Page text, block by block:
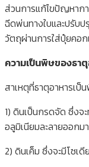
ส่วนการแก้ไขปัญหากา
ฉีดพ่นทางใบและปรับ
วัตถุผ่านการใส่ปุ๋ยคอ
ความเป็นพิษของธา
สาเหตุที่ธาตุอาหารเ
1) ดินเป็นกรดจัด ซึ่งจ
อลูมิเนียมละลายออก
2) ดินเค็ม ซึ่งจะมีโซเ